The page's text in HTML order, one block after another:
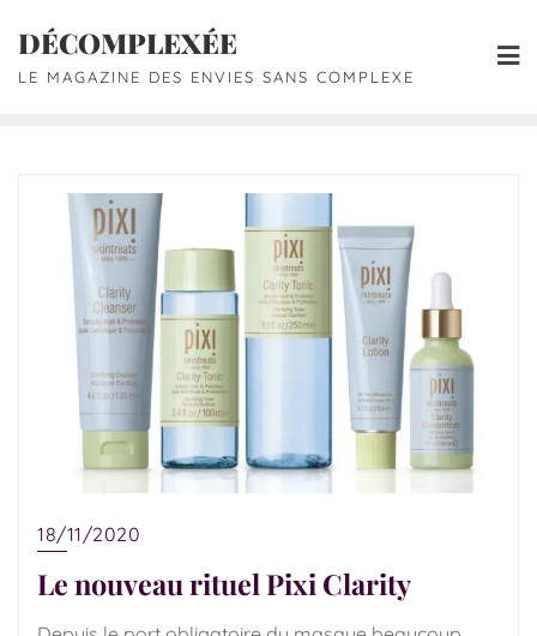
DÉCOMPLEXÉE
LE MAGAZINE DES ENVIES SANS COMPLEXE
18/11/2020
Le nouveau rituel Pixi Clarity